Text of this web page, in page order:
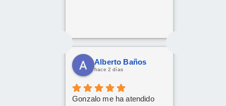
Alberto Baños
hace 2 días
Gonzalo me ha atendido